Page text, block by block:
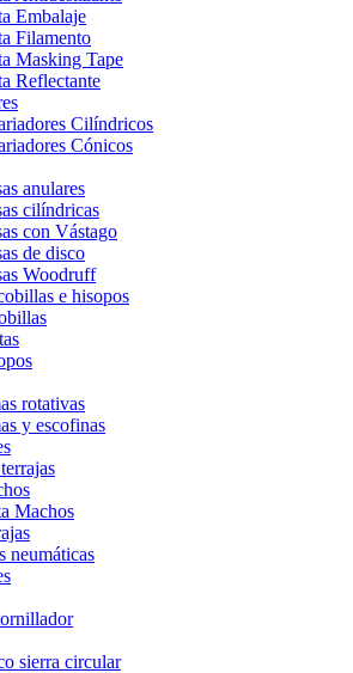
Embalaje
Filamento
Masking Tape
Reflectante
Cilíndricos
Cónicos
anulares
cilíndricas
con Vástago
de disco
Woodruff
e hisopos
rotativas
y escofinas
Machos
neumáticas
sierra circular